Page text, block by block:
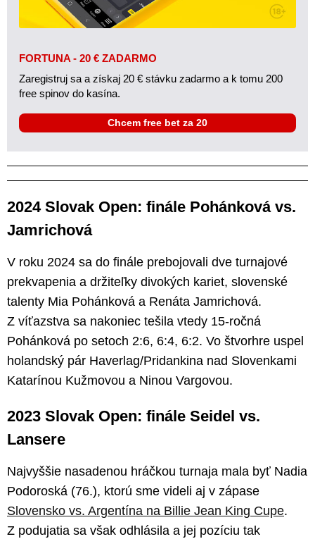
FORTUNA - 20 € ZADARMO
Zaregistruj sa a získaj 20 € stávku zadarmo a k tomu 200
free spinov do kasína.
Chcem free bet za 20
2024 Slovak Open: finále Pohánková vs.
Jamrichová
V roku 2024 sa do finále prebojovali dve turnajové
prekvapenia a držiteľky divokých kariet, slovenské
talenty Mia Pohánková a Renáta Jamrichová.
Z víťazstva sa nakoniec tešila vtedy 15-ročná
Pohánková po setoch 2:6, 6:4, 6:2. Vo štvorhre uspel
holandský pár Haverlag/Pridankina nad Slovenkami
Katarínou Kužmovou a Ninou Vargovou.
2023 Slovak Open: finále Seidel vs.
Lansere
Najvyššie nasadenou hráčkou turnaja mala byť Nadia
Podoroská (76.), ktorú sme videli aj v zápase
Slovensko vs. Argentína na Billie Jean King Cupe.
Z podujatia sa však odhlásila a jej pozíciu tak